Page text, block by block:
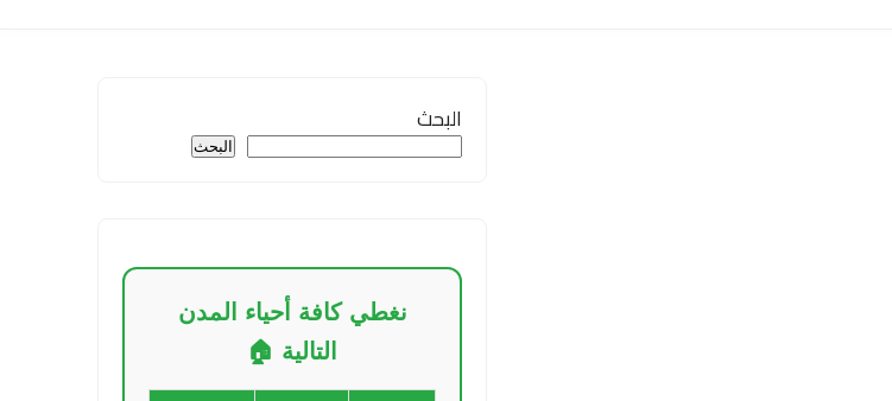
البحث
البحث
نغطي كافة أحياء المدن
التالية 🏠